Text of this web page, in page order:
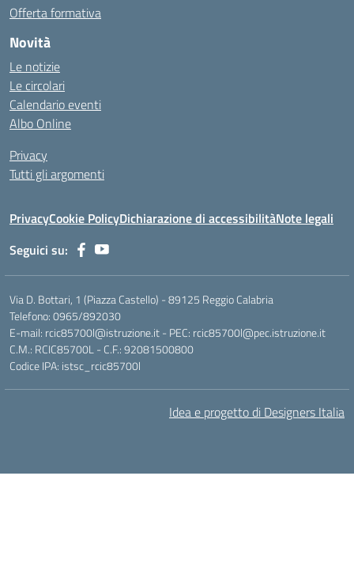
Offerta formativa
Novità
Le notizie
Le circolari
Calendario eventi
Albo Online
Privacy
Tutti gli argomenti
PrivacyCookie PolicyDichiarazione di accessibilitàNote legali
Seguici su:
Via D. Bottari, 1 (Piazza Castello) - 89125 Reggio Calabria
Telefono: 0965/892030
E-mail: rcic85700l@istruzione.it - PEC: rcic85700l@pec.istruzione.it
C.M.: RCIC85700L - C.F.: 92081500800
Codice IPA: istsc_rcic85700l
Idea e progetto di Designers Italia